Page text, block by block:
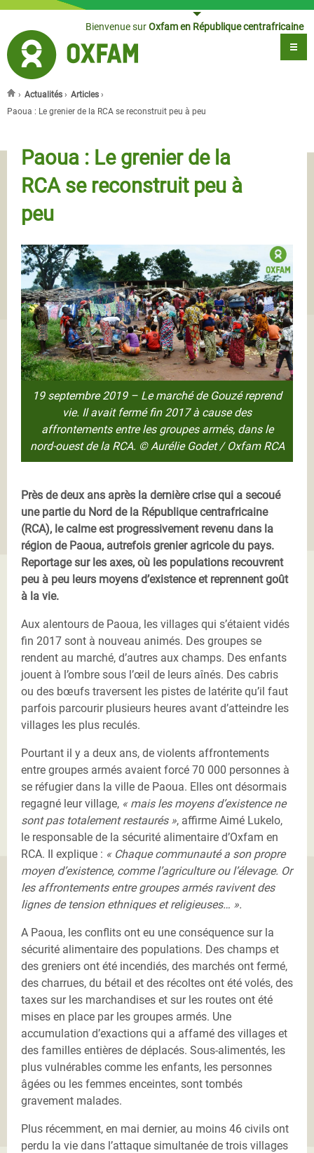
Jump to navigationBienvenue surOxfam en République centrafricaine
Vous êtes ici
› Actualités › Articles ›
Paoua : Le grenier de la RCA se reconstruit peu à peu
Paoua : Le grenier de la
RCA se reconstruit peu à
peu
19 septembre 2019 – Le marché de Gouzé reprend
vie. Il avait fermé fin 2017 à cause des
affrontements entre les groupes armés, dans le
nord-ouest de la RCA. © Aurélie Godet / Oxfam RCA
Près de deux ans après la dernière crise qui a secoué
une partie du Nord de la République centrafricaine
(RCA), le calme est progressivement revenu dans la
région de Paoua, autrefois grenier agricole du pays.
Reportage sur les axes, où les populations recouvrent
peu à peu leurs moyens d’existence et reprennent goût
à la vie.
Aux alentours de Paoua, les villages qui s’étaient vidés
fin 2017 sont à nouveau animés. Des groupes se
rendent au marché, d’autres aux champs. Des enfants
jouent à l’ombre sous l’œil de leurs aînés. Des cabris
ou des bœufs traversent les pistes de latérite qu’il faut
parfois parcourir plusieurs heures avant d’atteindre les
villages les plus reculés.
Pourtant il y a deux ans, de violents affrontements
entre groupes armés avaient forcé 70 000 personnes à
se réfugier dans la ville de Paoua. Elles ont désormais
regagné leur village, « mais les moyens d’existence ne
sont pas totalement restaurés », affirme Aimé Lukelo,
le responsable de la sécurité alimentaire d’Oxfam en
RCA. Il explique : « Chaque communauté a son propre
moyen d’existence, comme l’agriculture ou l’élevage. Or
les affrontements entre groupes armés ravivent des
lignes de tension ethniques et religieuses… ».
A Paoua, les conflits ont eu une conséquence sur la
sécurité alimentaire des populations. Des champs et
des greniers ont été incendiés, des marchés ont fermé,
des charrues, du bétail et des récoltes ont été volés, des
taxes sur les marchandises et sur les routes ont été
mises en place par les groupes armés. Une
accumulation d’exactions qui a affamé des villages et
des familles entières de déplacés. Sous-alimentés, les
plus vulnérables comme les enfants, les personnes
âgées ou les femmes enceintes, sont tombés
gravement malades.
Plus récemment, en mai dernier, au moins 46 civils ont
perdu la vie dans l’attaque simultanée de trois villages